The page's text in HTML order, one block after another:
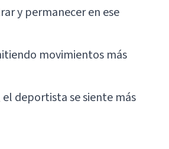
y permanecer en ese
movimientos más
deportista se siente más